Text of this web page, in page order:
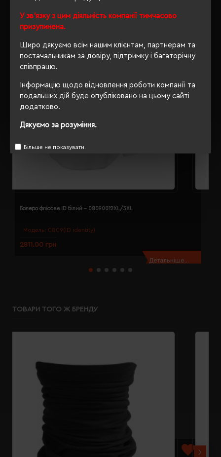
У зв'язку з цим діяльність компанії тимчасово
призупинена.
Щиро дякуємо всім нашим клієнтам, партнерам та
постачальникам за довіру, підтримку і багаторічну
співпрацю.
Інформацію щодо відновлення роботи компанії та
подальших дій буде опубліковано на цьому сайті
додатково.
Дякуємо за розуміння.
Більше не показувати.
Модель: 0809(ID identity)
Болеро флісове ID білий - 08090012XL/3XL
2811.00 грн
Детальніше...
ТОВАРИ ТОГО Ж БРЕНДУ